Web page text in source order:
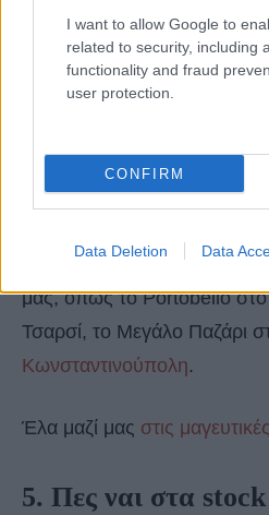
I want to allow Google to
related to security, including
functionality and fraud
user protection.
CONFIRM
Data Deletion Data
4. Οι υπαίθριες
Οι υπαίθριες αγορές πάντα
μας, όπως το Portobello στο
Τσαρσί, το Μεγάλο Παζάρι
Κωνσταντινούπολη.
Έλα μαζί μας στις
5. Πες ναι στα